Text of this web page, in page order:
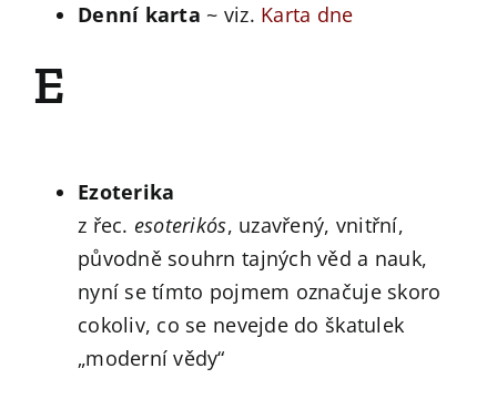
Denní karta ~ viz. Karta dne
E
Ezoterika
z řec. esoterikós, uzavřený, vnitřní,
původně souhrn tajných věd a nauk,
nyní se tímto pojmem označuje skoro
cokoliv, co se nevejde do škatulek
„moderní vědy“